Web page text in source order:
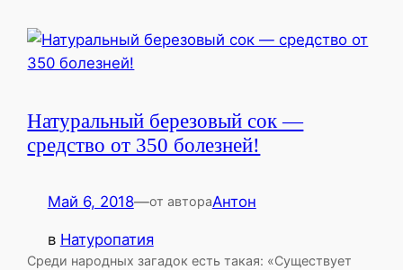
Натуральный березовый сок —
средство от 350 болезней!
Май 6, 2018—от автораАнтон
в Натуропатия
Среди народных загадок есть такая: «Существует